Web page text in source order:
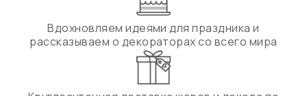
Вдохновляем идеями для праздника и
рассказываем о декораторах со всего мира